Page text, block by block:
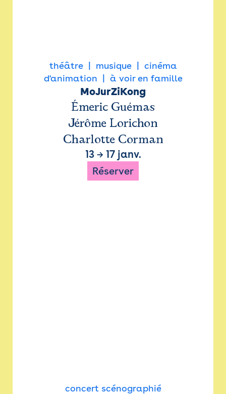
théâtre musique
cinéma
d'animation
à voir en famille
MoJurZiKong
Émeric Guémas
Jérôme Lorichon
Charlotte Corman
13→ 17 janv.
Réserver
concert scénographié